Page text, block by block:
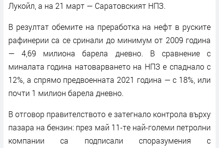
Лукойл, а на 21 март — Саратовският НПЗ.
В резултат обемите на преработка на нефт в руските
рафинерии са се сринали до минимум от 2009 година
— 4,69 милиона барела дневно. В сравнение с
миналата година натоварването на НПЗ е спаднало с
12%, а спрямо предвоенната 2021 година — с 18%, или
почти 1 милион барела дневно.
В отговор правителството е затегнало контрола върху
пазара на бензин: през май 11-те най-големи петролни
компании са подписали споразумения с